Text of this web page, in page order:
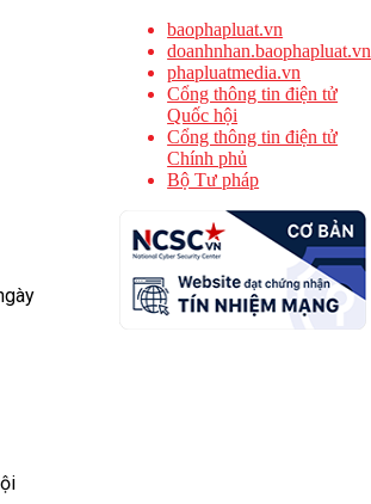
baophapluat.vn
doanhnhan.baophapluat.vn
phapluatmedia.vn
Cổng thông tin điện tử
Quốc hội
Cổng thông tin điện tử
Chính phủ
Bộ Tư pháp